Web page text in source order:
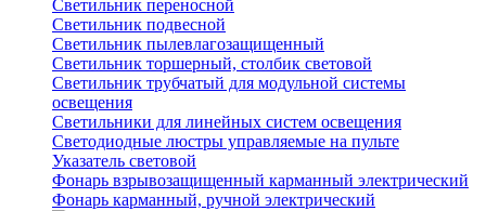
Светильник переносной
Светильник подвесной
Светильник пылевлагозащищенный
Светильник торшерный, столбик световой
Светильник трубчатый для модульной системы
освещения
Светильники для линейных систем освещения
Светодиодные люстры управляемые на пульте
Указатель световой
Фонарь взрывозащищенный карманный электрический
Фонарь карманный, ручной электрический